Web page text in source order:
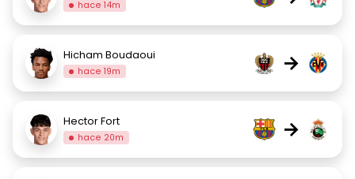
hace 14m
Hicham Boudaoui
hace 19m →
Hector Fort
hace 20m →